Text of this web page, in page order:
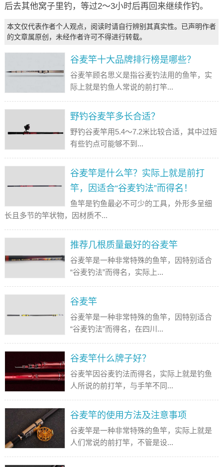
后去其他窝子里钓，等过2～3小时后再回来继续作钓。
本文仅代表作者个人观点，阅读时请自行辨别其真实性。已声明作者
的文章属原创，未经作者许可不得进行转载。
谷麦竿十大品牌排行榜是哪些？
谷麦竿顾名思义是指谷麦钓法用的鱼竿，实
际上就是钓鱼人常说的前打竿...
野钓谷麦竿多长合适？
野钓谷麦竿用5.4～7.2米比较合适，其中过短
有些钓点可能够不到...
谷麦竿是什么竿？实际上就是前打
竿，因适合“谷麦钓法”而得名！
鱼竿是钓鱼最必不可少的工具，外形多呈细
长且多节的竿状物，因材质不...
推荐几根质量最好的谷麦竿
谷麦竿是一种非常特殊的鱼竿，因特别适合
“谷麦钓法”而得名，实际上...
谷麦竿
谷麦竿是一种非常特殊的鱼竿，因特别适合
“谷麦钓法”而得名，在四川...
谷麦竿什么牌子好？
谷麦竿因谷麦钓法而得名，实际上就是钓鱼
人所说的前打竿，与手竿不同...
谷麦竿的使用方法及注意事项
谷麦竿是一种非常特殊的鱼竿，实际上就是
人们常说的前打竿，不管是设...